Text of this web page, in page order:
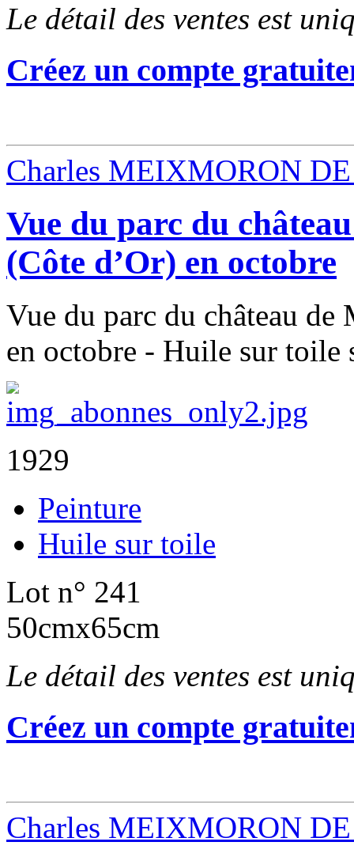
Le détail des ventes est
Créez un compte
Charles MEIXMORON
Vue du parc du
(Côte d’Or) en octobre
Vue du parc du château
en octobre - Huile sur toile
1929
Peinture
Huile sur toile
Lot n° 241
50cmx65cm
Le détail des ventes est
Créez un compte
Charles MEIXMORON